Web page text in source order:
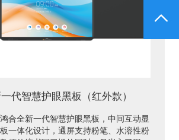
代智慧护眼黑板（红外款）
合全新一代智慧护眼黑板，中间互动显
一体化设计，通屏支持粉笔、水溶性粉